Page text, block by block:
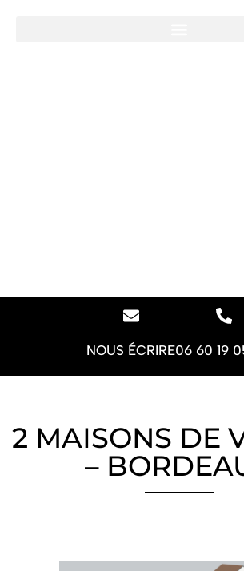
NOUS ÉCRIRE06 60 19
2 MAISONS DE
–